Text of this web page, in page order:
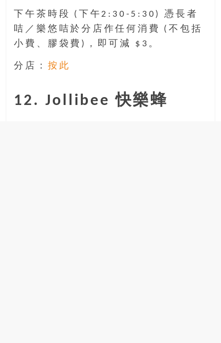
下午茶時段 (下午2:30-5:30) 憑長者
咭／樂悠咭於分店作任何消費 (不包括
小費、膠袋費)，即可減 $3。
分店： 按此
12. Jollibee 快樂蜂